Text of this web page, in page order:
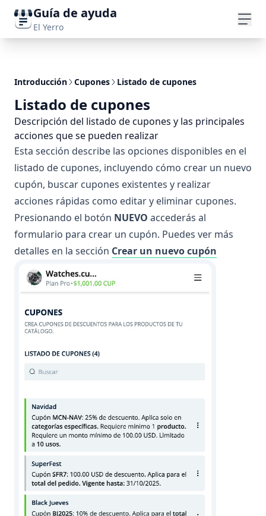
Introducción
Preguntas
frecuentes
Información
del negocio
Categorías
Productos
Eventos
Pedidos
Vendedores
Valoraciones
Guía de ayuda
El Yerro
Introducción Cupones Listado de cupones
Listado de cupones
Descripción del listado de cupones y las principales
acciones que se pueden realizar
Esta sección describe las opciones disponibles en el
listado de cupones, incluyendo cómo crear un nuevo
cupón, buscar cupones existentes y realizar
acciones rápidas como editar y eliminar cupones.
Presionando el botón NUEVO accederás al
formulario para crear un cupón. Puedes ver más
detalles en la sección Crear un nuevo cupón